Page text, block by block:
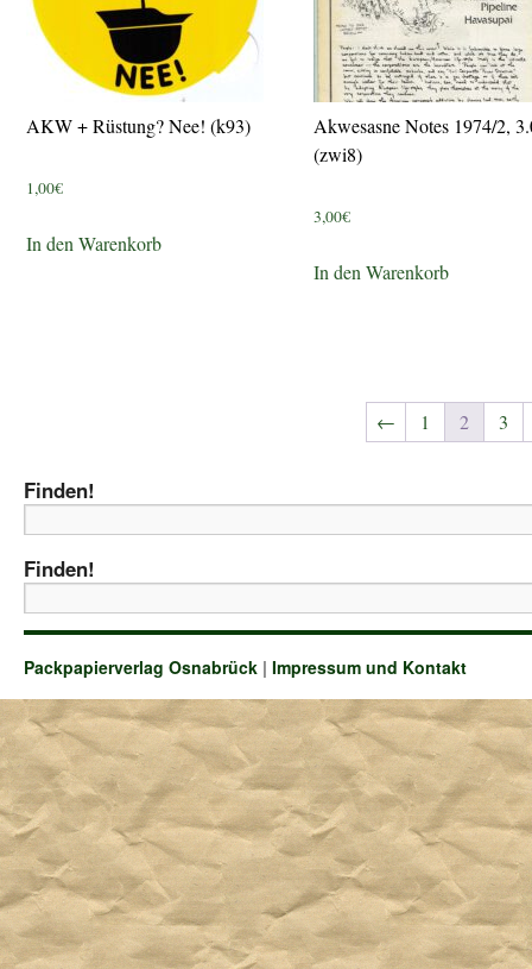
AKW + Rüstung? Nee! (k93)
1,00€
In den Warenkorb
Akwesasne Notes 1974/2,
(zwi8)
3,00€
In den Warenkorb
← 1 2 3
Finden!
Finden!
Packpapierverlag Osnabrück | Impressum und Kontakt